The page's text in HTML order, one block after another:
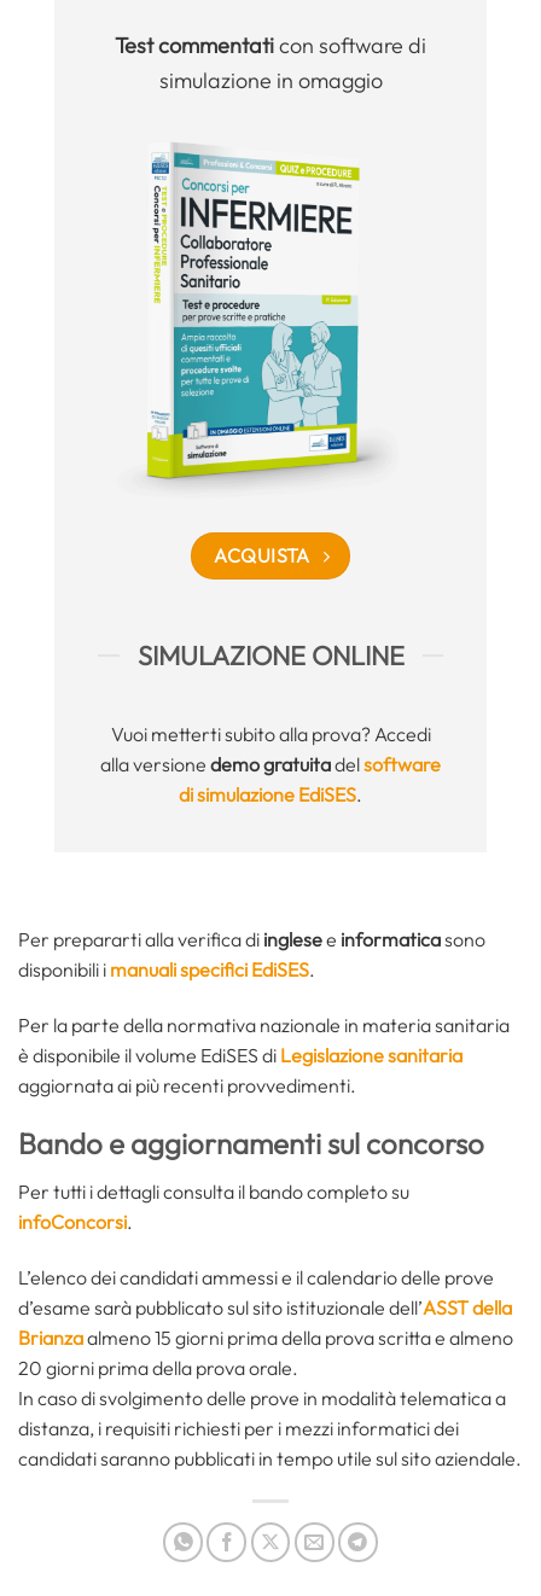
Test commentaticon software di
simulazione in omaggio
ACQUISTA
SIMULAZIONE ONLINE
Vuoi metterti subito alla prova? Accedi
alla versione demo gratuitadelsoftware
di simulazione EdiSES.
Per prepararti alla verifica di inglesee informaticasono
disponibili i manuali specifici EdiSES.
Per la parte della normativa nazionale in materia sanitaria
è disponibile il volume EdiSES di Legislazione sanitaria
aggiornata ai più recenti provvedimenti.
Bando e aggiornamenti sul concorso
Per tutti i dettagli consulta il bando completo su
infoConcorsi.
L’elenco dei candidati ammessi e il calendario delle prove
d’esame sarà pubblicato sul sito istituzionale dell’ASST della
Brianzaalmeno 15 giorni prima della prova scritta e almeno
20 giorni prima della prova orale.
In caso di svolgimento delle prove in modalità telematica a
distanza, i requisiti richiesti per i mezzi informatici dei
candidati saranno pubblicati in tempo utile sul sito aziendale.